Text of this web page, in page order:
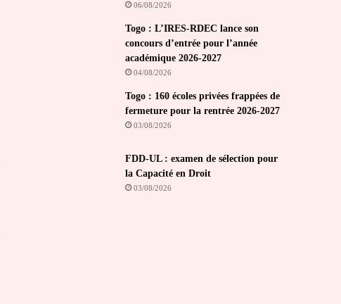
06/08/2026
Togo : L’IRES-RDEC lance son
concours d’entrée pour l’année
académique 2026-2027
04/08/2026
Togo : 160 écoles privées frappées de
fermeture pour la rentrée 2026-2027
03/08/2026
FDD-UL : examen de sélection pour
la Capacité en Droit
03/08/2026